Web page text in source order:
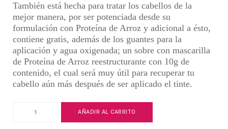
También está hecha para tratar los cabellos de la
mejor manera, por ser potenciada desde su
formulación con Proteína de Arroz y adicional a ésto,
contiene gratis, además de los guantes para la
aplicación y agua oxigenada; un sobre con mascarilla
de Proteína de Arroz reestructurante con 10g de
contenido, el cual será muy útil para recuperar tu
cabello aún más después de ser aplicado el tinte.
Tintura
Univital
AÑADIR AL CARRITO